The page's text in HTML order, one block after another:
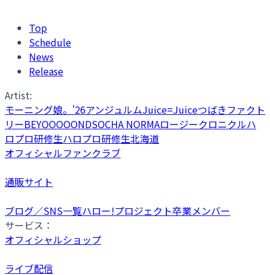
Top
Schedule
News
Release
Artist:
モーニング娘。'26アンジュルムJuice=Juiceつばきファクト
リーBEYOOOOONDSOCHA NORMAロージークロニクルハ
ロプロ研修生ハロプロ研修生北海道
オフィシャルファンクラブ
通販サイト
ブログ／SNS一覧ハロー!プロジェクト卒業メンバー
サービス：
オフィシャルショップ
ライブ配信